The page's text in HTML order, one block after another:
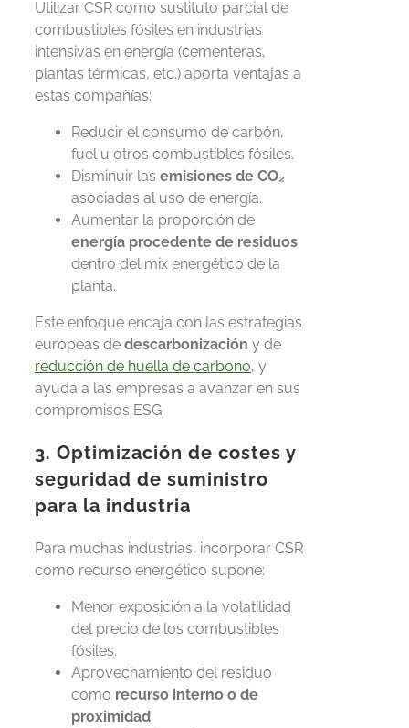
Utilizar CSR como sustituto parcial de
combustibles fósiles en industrias
intensivas en energía (cementeras,
plantas térmicas, etc.) aporta ventajas a
estas compañías:
Reducir el consumo de carbón,
fuel u otros combustibles fósiles.
Disminuir las emisiones de CO₂
asociadas al uso de energía.
Aumentar la proporción de
energía procedente de residuos
dentro del mix energético de la
planta.
Este enfoque encaja con las estrategias
europeas de descarbonización y de
reducción de huella de carbono, y
ayuda a las empresas a avanzar en sus
compromisos ESG.
3. Optimización de costes y
seguridad de suministro
para la industria
Para muchas industrias, incorporar CSR
como recurso energético supone:
Menor exposición a la volatilidad
del precio de los combustibles
fósiles.
Aprovechamiento del residuo
como recurso interno o de
proximidad.